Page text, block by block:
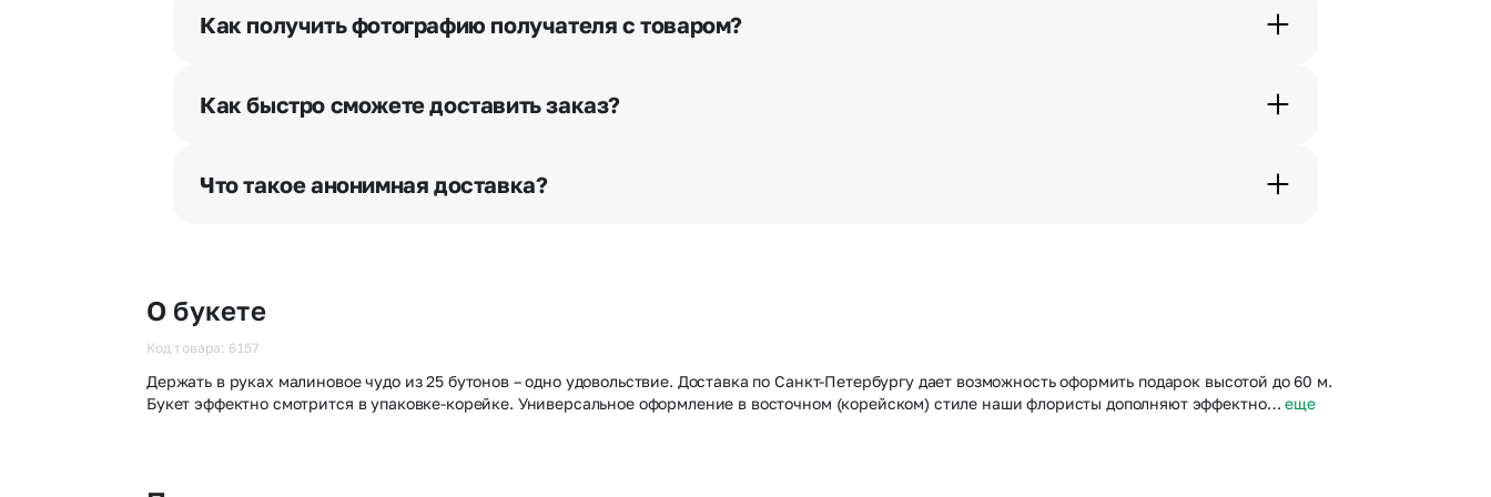
Как получить фотографию получателя с товаром?
разрешения получателя, после чего высылается заказчику на указанный им почтовый адрес в срок от 1 до 3 дней. Услуга
бесплатная.
Как быстро сможете доставить заказ?
отрезка. Хотите получить цветы раньше? Оформите услугу срочной доставки, и мы доставим букет менее чем через 2
часа после оформления заказа.
Что такое анонимная доставка?
О букете
Код товара: 6157
Держать в руках малиновое чудо из 25 бутонов – одно удовольствие. Доставка по Санкт-Петербургу дает возможность оформить подарок высотой до 60 м.
Букет эффектно смотрится в упаковке-корейке. Универсальное оформление в восточном (корейском) стиле наши флористы дополняют эффектно… еще